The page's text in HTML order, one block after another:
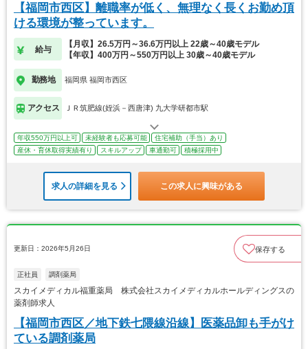
【福岡市西区】離職率が低く、無理なく長くお勤め頂
ける環境が整っています。
給与
【月収】26.5万円～36.6万円以上 22歳～40歳モデル
【年収】400万円～550万円以上 30歳～40歳モデル
勤務地 福岡県 福岡市西区
アクセス ＪＲ筑肥線(姪浜－西唐津) 九大学研都市駅
年収550万円以上可 未経験者も応募可能
住宅補助（手当）あり
産休・育休取得実績有り
スキルアップ 車通勤可 積極採用中
求人の詳細を見る この求人に興味がある
更新日：2026年5月26日 保存する
正社員 調剤薬局
スカイメディカル福重薬局 株式会社スカイメディカルホールディングスの
薬剤師求人
【福岡市西区／地下鉄七隈線沿線】医薬品卸も手がけ
ている調剤薬局